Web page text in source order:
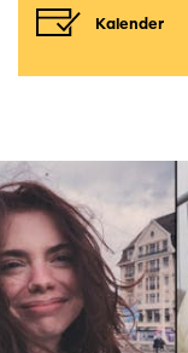
Kalender